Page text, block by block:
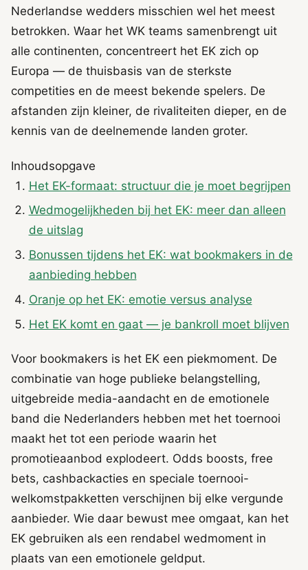
Nederlandse wedders misschien wel het meest
betrokken. Waar het WK teams samenbrengt uit
alle continenten, concentreert het EK zich op
Europa — de thuisbasis van de sterkste
competities en de meest bekende spelers. De
afstanden zijn kleiner, de rivaliteiten dieper, en de
kennis van de deelnemende landen groter.
Inhoudsopgave
Het EK-formaat: structuur die je moet begrijpen
Wedmogelijkheden bij het EK: meer dan alleen
de uitslag
Bonussen tijdens het EK: wat bookmakers in de
aanbieding hebben
Oranje op het EK: emotie versus analyse
Het EK komt en gaat — je bankroll moet blijven
Voor bookmakers is het EK een piekmoment. De
combinatie van hoge publieke belangstelling,
uitgebreide media-aandacht en de emotionele
band die Nederlanders hebben met het toernooi
maakt het tot een periode waarin het
promotieaanbod explodeert. Odds boosts, free
bets, cashbackacties en speciale toernooi-
welkomstpakketten verschijnen bij elke vergunde
aanbieder. Wie daar bewust mee omgaat, kan het
EK gebruiken als een rendabel wedmoment in
plaats van een emotionele geldput.